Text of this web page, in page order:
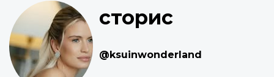
сторис
@ksuinwonderland